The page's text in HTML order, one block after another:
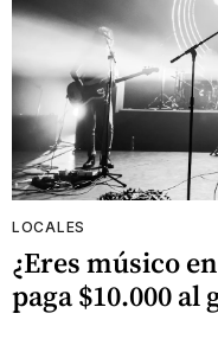
LOCALES
¿Eres músico
paga $10.000 al